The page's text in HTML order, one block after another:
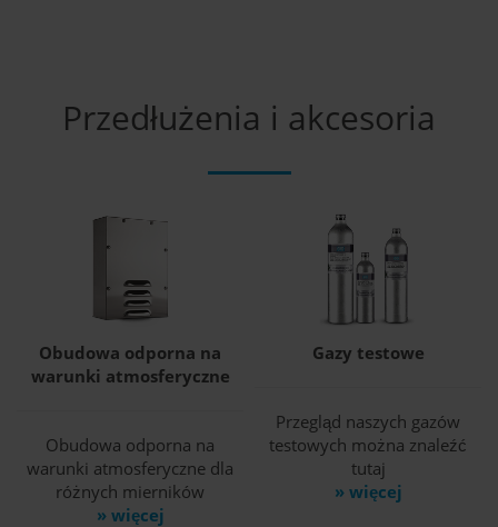
Przedłużenia i akcesoria
Obudowa odporna na
warunki atmosferyczne
Obudowa odporna na
warunki atmosferyczne dla
różnych mierników
» więcej
Gazy testowe
Przegląd naszych gazów
testowych można znaleźć
tutaj
» więcej